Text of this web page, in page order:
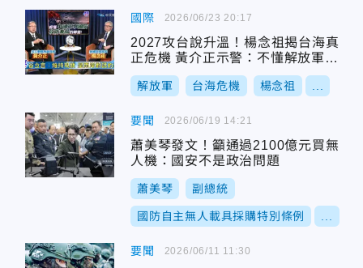
國際
2027攻台說升溫！楊念祖揭台海真
正危機 黃介正示警：不懂解放軍恐
陷軍購盲點
解放軍 台海危機 楊念祖
2026/06/23 20:17
要聞
蕭美琴發文！籲通過2100億元買無
人機：國安不是政治問題
蕭美琴 副總統
國防自主無人載具採購特別條例
2026/06/19 14:21
要聞 2026/06/11 11:30